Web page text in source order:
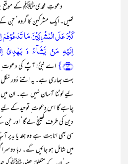
دعوتِ محمدیﷺ کے موقع پر
تھیں۔ ایک مشرکین کا گروہ‘ جن کے
کَبُرَ عَلَی الۡمُشۡرِکِیۡنَ مَا
اِلَیۡہِ مَنۡ یَّشَآءُ وَ یَہۡدِیۡۤ
﴿۱۳﴾}
اے نبیؐ! آپؐ کی دعوت
بہت بھاری ہے۔ یہ اتنے دُور
لیے لوٹنا آسان نہیں ہے۔ ان
چاہے گا اس دعوت ِ توحید کے
دین کی طرف کھینچ لےگا‘ اور
سی بھی انابت ہے وہ جلد یا
میں شامل ہو جائیں گے۔ رہا دوسرا